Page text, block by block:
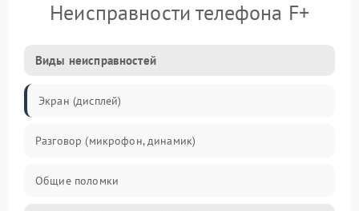
Неисправности телефона F+
Виды неисправностей
Экран (дисплей)
Разговор (микрофон, динамик)
Общие поломки